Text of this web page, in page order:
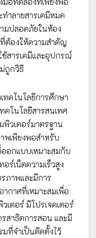
ำลายสารเคมีหมด
มปลอดภัยในห้อง
ต้องให้ความสำคัญ
ช้สารเคมีและอุปกรณ์
ถูกวิธี
ทคโนโลยีการศึกษา
คโนโลยีสารสนเทศ
พิวเตอร์มาตรฐาน
พเพียงพอสำหรับ
อกแบบเหมาะสมกับ
ร์เน็ตความเร็วสูง
ภาพและมีการ
กาศที่เหมาะสมเพื่อ
ตอร์ มีโปรเจคเตอร์
สาธิตการสอน และมี
ที่จำเป็นติดตั้งไว้